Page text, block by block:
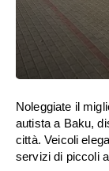
Noleggiate il
autista a Baku,
città. Veicoli
servizi di piccoli